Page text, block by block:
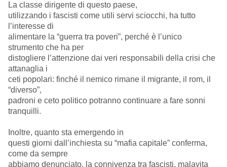
La classe dirigente di questo paese,
utilizzando i fascisti come utili servi sciocchi, ha tutto
l’interesse di
alimentare la “guerra tra poveri”, perché è l’unico
strumento che ha per
distogliere l’attenzione dai veri responsabili della crisi che
attanaglia i
ceti popolari: finché il nemico rimane il migrante, il rom, il
“diverso”,
padroni e ceto politico potranno continuare a fare sonni
tranquilli.
Inoltre, quanto sta emergendo in
questi giorni dall’inchiesta su “mafia capitale” conferma,
come da sempre
abbiamo denunciato, la connivenza tra fascisti, malavita